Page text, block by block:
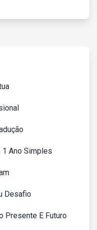
Ano Simples
Desafio
Presente E Futuro